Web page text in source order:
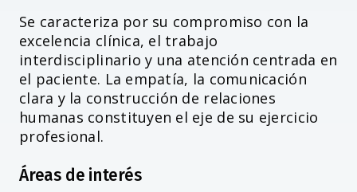
Se caracteriza por su compromiso con la
excelencia clínica, el trabajo
interdisciplinario y una atención centrada en
el paciente. La empatía, la comunicación
clara y la construcción de relaciones
humanas constituyen el eje de su ejercicio
profesional.
Áreas de interés